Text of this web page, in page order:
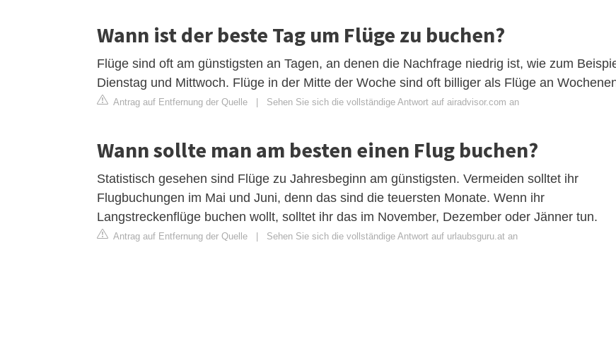
Wann ist der beste Tag um Flüge zu buchen?
Flüge sind oft am günstigsten an Tagen, an denen die Nachfrage niedrig ist, wie zum
Dienstag und Mittwoch. Flüge in der Mitte der Woche sind oft billiger als Flüge an
Antrag auf Entfernung der Quelle Sehen Sie sich die vollständige Antwort auf airadvisor.com an
Wann sollte man am besten einen Flug buchen?
Statistisch gesehen sind Flüge zu Jahresbeginn am günstigsten. Vermeiden solltet ihr
Flugbuchungen im Mai und Juni, denn das sind die teuersten Monate. Wenn ihr
Langstreckenflüge buchen wollt, solltet ihr das im November, Dezember oder Jänner tun.
Antrag auf Entfernung der Quelle Sehen Sie sich die vollständige Antwort auf urlaubsguru.at an